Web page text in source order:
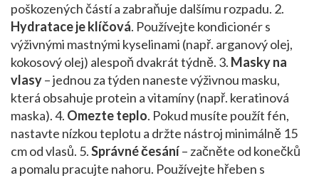
poškozených částí a zabraňuje dalšímu rozpadu. 2.
Hydratace je klíčová. Používejte kondicionér s
výživnými mastnými kyselinami (např. arganový olej,
kokosový olej) alespoň dvakrát týdně. 3. Masky na
vlasy– jednou za týden naneste výživnou masku,
která obsahuje protein a vitamíny (např. keratinová
maska). 4. Omezte teplo. Pokud musíte použít fén,
nastavte nízkou teplotu a držte nástroj minimálně 15
cm od vlasů. 5.Správné česání– začněte od konečků
a pomalu pracujte nahoru. Používejte hřeben s